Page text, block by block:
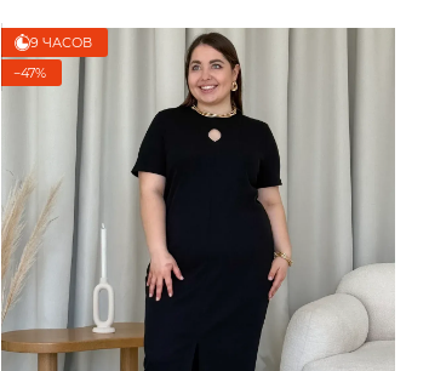
9 ЧАСОВ
−47%